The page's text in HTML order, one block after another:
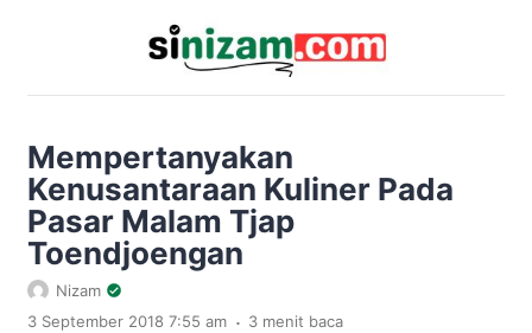
Mempertanyakan
Kenusantaraan Kuliner Pada
Pasar Malam Tjap
Toendjoengan
Nizam
3 September 2018 7:55 am . 3 menit baca